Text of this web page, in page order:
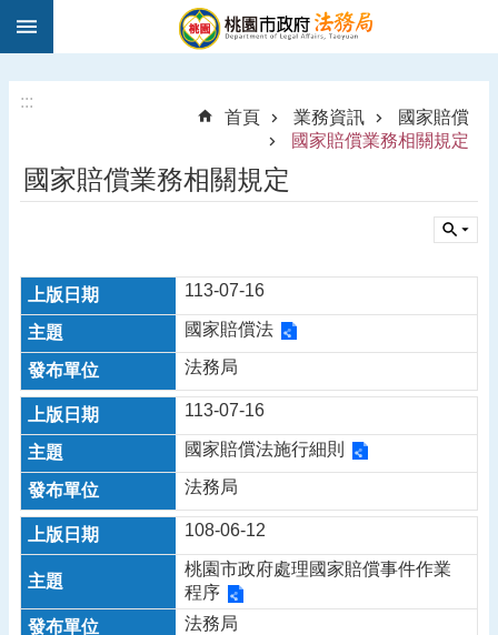
跳到主要內容區塊
9
律
諮
進
階
搜
尋
訊
息
公
告
認
識
們
:::
首頁
業務資訊
國家賠償
國家賠償業務相關規定
國家賠償業務相關規定
113-07-16
國家賠償法
法務局
113-07-16
國家賠償法施行細則
法務局
108-06-12
桃園市政府處理國家賠償事件作業
程序
法務局